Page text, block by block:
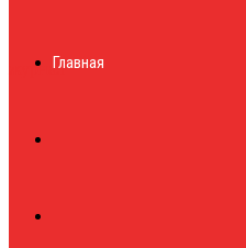
журналГлавная